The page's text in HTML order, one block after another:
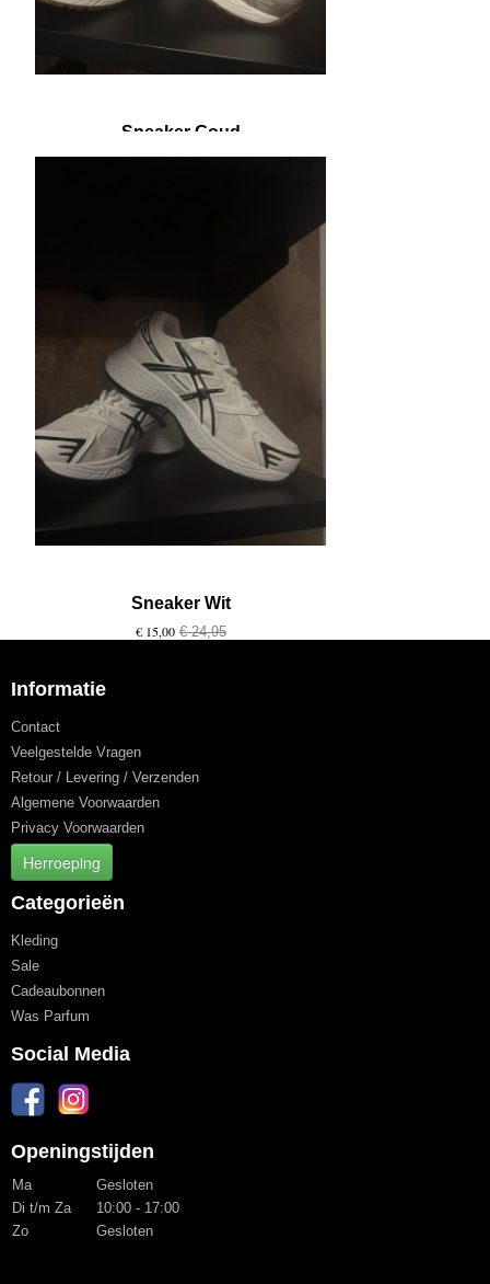
Sneaker Goud
€ 15,00 € 24,95
Sneaker Wit
€ 15,00 € 24,95
Informatie
Contact
Veelgestelde Vragen
Retour / Levering / Verzenden
Algemene Voorwaarden
Privacy Voorwaarden
Herroeping
Categorieën
Kleding
Sale
Cadeaubonnen
Was Parfum
Social Media
Openingstijden
Ma
Gesloten
Di t/m Za
10:00 - 17:00
Zo
Gesloten